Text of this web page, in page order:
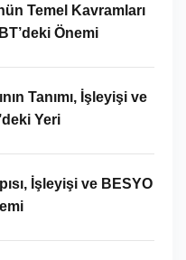
Temel Kavramları
Önemi
Tanımı, İşleyişi ve
Yeri
İşleyişi ve BESYO